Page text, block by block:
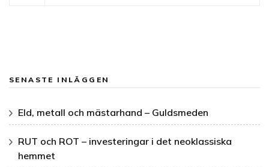
SENASTE INLÄGGEN
Eld, metall och mästarhand – Guldsmeden
RUT och ROT – investeringar i det neoklassiska
hemmet